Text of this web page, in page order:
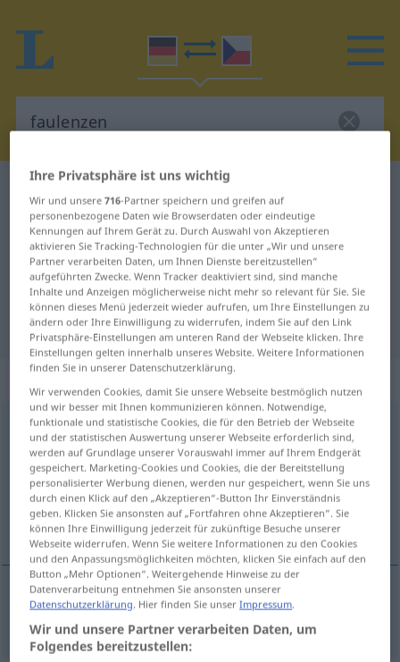
Deutsch-Tschechisch Wörterbuch
Deutsch-Tschechisch Übersetzung
für "faulenzen"
"faulenzen" Tschechisch
Übersetzung
„faulenzen“
faulenzen UMG
Übersicht aller Übersetzungen
(Für mehr Details die Übersetzung anklicken/antippen)
lenošit, zahálet
lenošit,zahálet faulenzen
Ihre Privatsphäre ist uns wichtig
Wir und unsere716-Partner speichern und greifen auf
personenbezogene Daten wie Browserdaten oder eindeutige
Kennungen auf Ihrem Gerät zu. Durch Auswahl von Akzeptieren
aktivieren Sie Tracking-Technologien für die unter „Wir und unsere
Partner verarbeiten Daten, um Ihnen Dienste bereitzustellen“
aufgeführten Zwecke. Wenn Tracker deaktiviert sind, sind manche
Inhalte und Anzeigen möglicherweise nicht mehr so relevant für Sie. Sie
können dieses Menü jederzeit wieder aufrufen, um Ihre Einstellungen zu
ändern oder Ihre Einwilligung zu widerrufen, indem Sie auf den Link
Privatsphäre-Einstellungen am unteren Rand der Webseite klicken. Ihre
Einstellungen gelten innerhalb unseres Website. Weitere Informationen
finden Sie in unserer Datenschutzerklärung.
Wir verwenden Cookies, damit Sie unsere Webseite bestmöglich nutzen
und wir besser mit Ihnen kommunizieren können. Notwendige,
funktionale und statistische Cookies, die für den Betrieb der Webseite
und der statistischen Auswertung unserer Webseite erforderlich sind,
werden auf Grundlage unserer Vorauswahl immer auf Ihrem Endgerät
gespeichert. Marketing-Cookies und Cookies, die der Bereitstellung
personalisierter Werbung dienen, werden nur gespeichert, wenn Sie uns
durch einen Klick auf den „Akzeptieren“-Button Ihr Einverständnis
geben. Klicken Sie ansonsten auf „Fortfahren ohne Akzeptieren“. Sie
können Ihre Einwilligung jederzeit für zukünftige Besuche unserer
Webseite widerrufen. Wenn Sie weitere Informationen zu den Cookies
und den Anpassungsmöglichkeiten möchten, klicken Sie einfach auf den
Button „Mehr Optionen“. Weitergehende Hinweise zu der
Datenverarbeitung entnehmen Sie ansonsten unserer
Datenschutzerklärung. Hier finden Sie unserImpressum.
Wir und unsere Partner verarbeiten Daten, um
Folgendes bereitzustellen: